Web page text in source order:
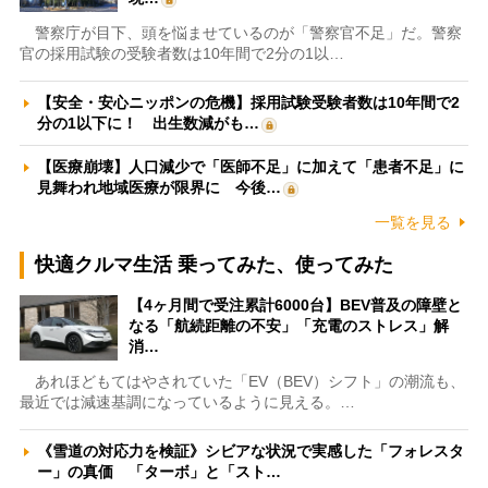
警察庁が目下、頭を悩ませているのが「警察官不足」だ。警察
官の採用試験の受験者数は10年間で2分の1以…
【安全・安心ニッポンの危機】採用試験受験者数は10年間で2
分の1以下に！ 出生数減がも…
【医療崩壊】人口減少で「医師不足」に加えて「患者不足」に
見舞われ地域医療が限界に 今後…
一覧を見る
快適クルマ生活 乗ってみた、使ってみた
【4ヶ月間で受注累計6000台】BEV普及の障壁と
なる「航続距離の不安」「充電のストレス」解
消…
あれほどもてはやされていた「EV（BEV）シフト」の潮流も、
最近では減速基調になっているように見える。…
《雪道の対応力を検証》シビアな状況で実感した「フォレスタ
ー」の真価 「ターボ」と「スト…